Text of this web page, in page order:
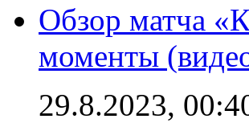
Обзор матча
моменты
29.8.2023,